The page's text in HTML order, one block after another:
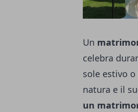
Un
celebra
sole estivo
natura e il
un